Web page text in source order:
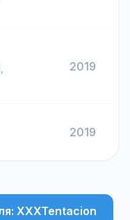
2019
2019
XXXTentacion